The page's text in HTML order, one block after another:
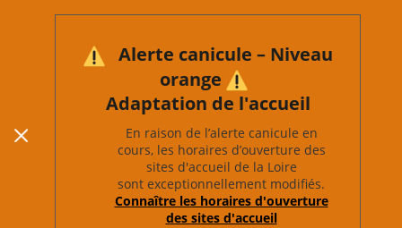
Alerte canicule – Niveau
orange
Adaptation de l'accueil
En raison de l’alerte canicule en
cours, les horaires d’ouverture des
sites d'accueil de la Loire
sont exceptionnellement modifiés.
Connaître les horaires d'ouverture
des sites d'accueil